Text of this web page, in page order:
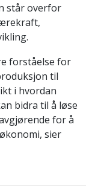
står overfor
forståelse for
til
i hvordan
bidra til å løse
for å
sier